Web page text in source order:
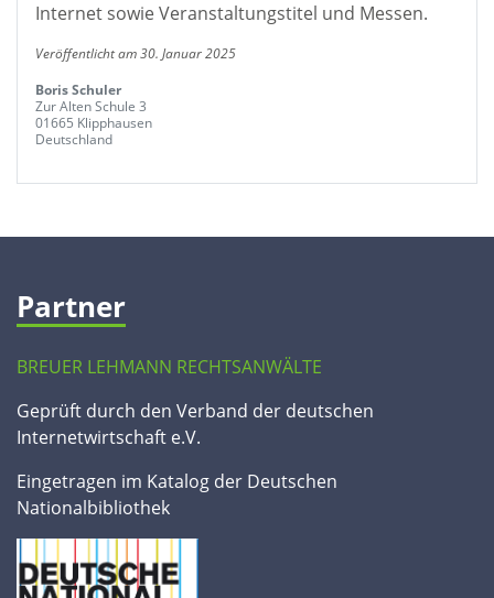
Internet sowie Veranstaltungstitel und Messen.
Veröffentlicht am 30. Januar 2025
Boris Schuler
Zur Alten Schule 3
01665 Klipphausen
Deutschland
Partner
BREUER LEHMANN RECHTSANWÄLTE
Geprüft durch den Verband der deutschen
Internetwirtschaft e.V.
Eingetragen im Katalog der Deutschen
Nationalbibliothek